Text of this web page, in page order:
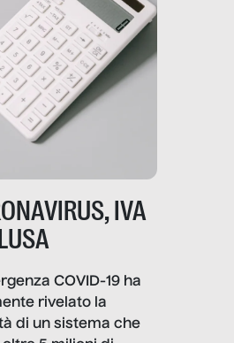
IVA
COVID-19 ha
rivelato la
di un sistema che